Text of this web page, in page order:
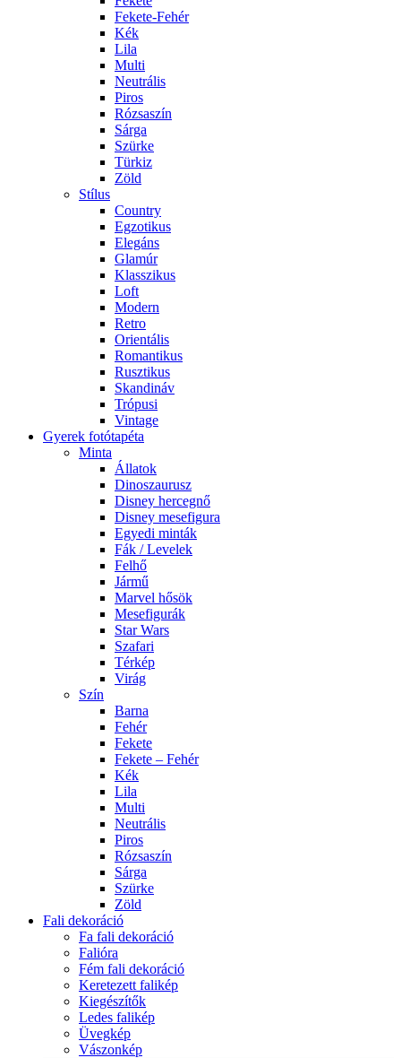
Fekete-Fehér
Kék
Lila
Multi
Neutrális
Piros
Rózsaszín
Sárga
Szürke
Türkiz
Zöld
Stílus
Country
Egzotikus
Elegáns
Glamúr
Klasszikus
Loft
Modern
Retro
Orientális
Romantikus
Rusztikus
Skandináv
Trópusi
Vintage
Gyerek fotótapéta
Minta
Állatok
Dinoszaurusz
Disney hercegnő
Disney mesefigura
Egyedi minták
Fák / Levelek
Felhő
Jármű
Marvel hősök
Mesefigurák
Star Wars
Szafari
Térkép
Virág
Szín
Barna
Fehér
Fekete
Fekete – Fehér
Kék
Lila
Multi
Neutrális
Piros
Rózsaszín
Sárga
Szürke
Zöld
Fali dekoráció
Fa fali dekoráció
Falióra
Fém fali dekoráció
Keretezett falikép
Kiegészítők
Ledes falikép
Üvegkép
Vászonkép